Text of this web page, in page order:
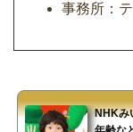
事務所：
NHKみ